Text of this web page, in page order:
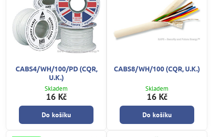
CABS4/WH/100/PD (CQR,
U.K.)
Skladem
16 Kč
Do košíku
CABS8/WH/100 (CQR, U.K.)
Skladem
16 Kč
Do košíku